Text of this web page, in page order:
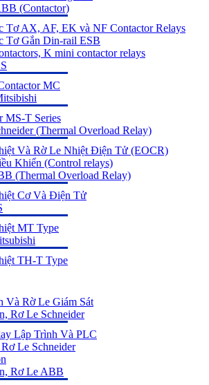
(Contactor)
Tơ AX, AF, EK và NF Contactor Relays
Tơ Gắn Din-rail ESB
K mini contactor relays
MC
MS-T Series
(Thermal Overload Relay)
Và Rờ Le Nhiệt Điện Tử (EOCR)
Khiển (Control relays)
(Thermal Overload Relay)
Cơ Và Điện Tử
MT Type
TH-T Type
Và Rờ Le Giám Sát
Rơ Le Schneider
Lập Trình Và PLC
Le Schneider
Rơ Le ABB